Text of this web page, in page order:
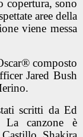
copertura, sono
aree della
viene messa
composto
Jared Bush
scritti da Ed
La canzone è